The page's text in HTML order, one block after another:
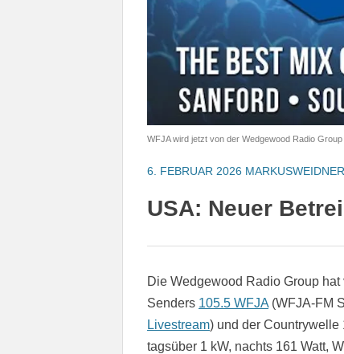
WFJA wird jetzt von der Wedgewood Radio
6. FEBRUAR 2026 MARKUSWEIDNER
USA: Neuer
Die Wedgewood Radio Group
Senders 105.5 WFJA (WFJA-FM
Livestream) und der Countrywelle
tagsüber 1 kW, nachts 161 Watt,